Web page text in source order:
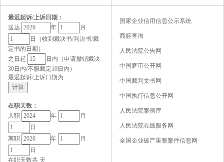
最迟起诉/上诉日期：
送达
年
月
日（收到裁决书/判决书/裁
定书的日期）
之日起
日内（申请撤销裁决
30日内/不服裁定10日内）
最迟起诉/上诉日期为
在职天数：
入职
年
月
日
离职
年
月
日
在职天数共 天
国家企业信用信息公示系统
商标查询
人民法院公告网
中国庭审公开网
中国裁判文书网
中国执行信息公开网
人民法院案例库
人民法院在线服务网
全国企业破产重整案件信息网